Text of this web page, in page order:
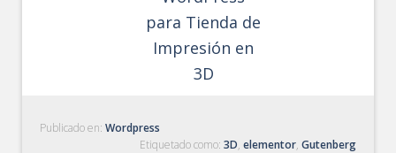
para Tienda de
Impresión en
3D
Publicado en:Wordpress
Etiquetado como: 3D, elementor, Gutenberg